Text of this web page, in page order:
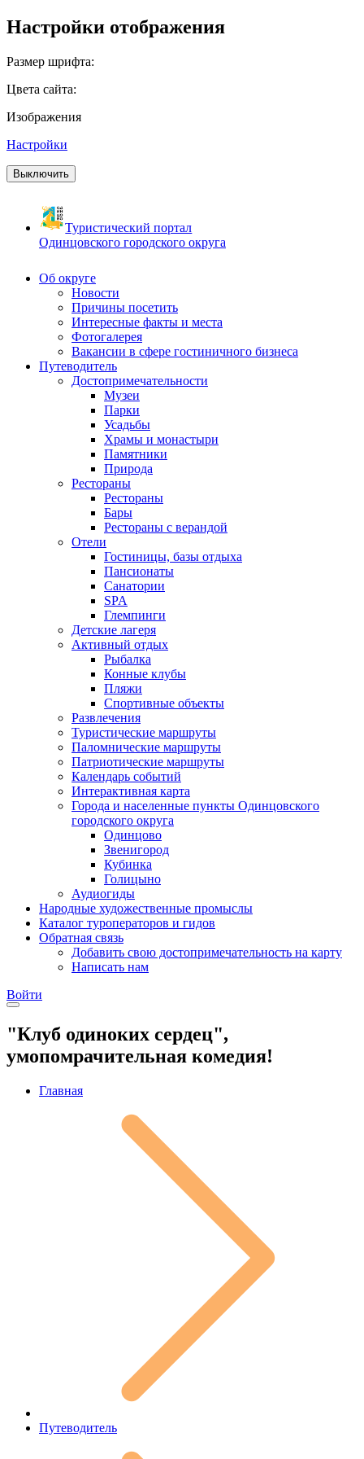
Настройки отображения
Размер шрифта:
Цвета сайта:
Изображения
Настройки
Выключить
Туристический портал
Одинцовского городского округа
Об округе
Новости
Причины посетить
Интересные факты и места
Фотогалерея
Вакансии в сфере гостиничного бизнеса
Путеводитель
Достопримечательности
Музеи
Парки
Усадьбы
Храмы и монастыри
Памятники
Природа
Рестораны
Рестораны
Бары
Рестораны с верандой
Отели
Гостиницы, базы отдыха
Пансионаты
Санатории
SPA
Глемпинги
Детские лагеря
Активный отдых
Рыбалка
Конные клубы
Пляжи
Спортивные объекты
Развлечения
Туристические маршруты
Паломнические маршруты
Патриотические маршруты
Календарь событий
Интерактивная карта
Города и населенные пункты Одинцовского
городского округа
Одинцово
Звенигород
Кубинка
Голицыно
Аудиогиды
Народные художественные промыслы
Каталог туроператоров и гидов
Обратная связь
Добавить свою достопримечательность на карту
Написать нам
Войти
"Клуб одиноких сердец",
умопомрачительная комедия!
Главная
Путеводитель